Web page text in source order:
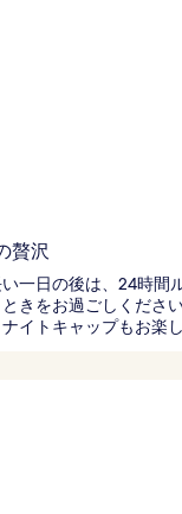
贅沢
一日の後は、24時間
きをお過ごしくださ
イトキャップもお楽